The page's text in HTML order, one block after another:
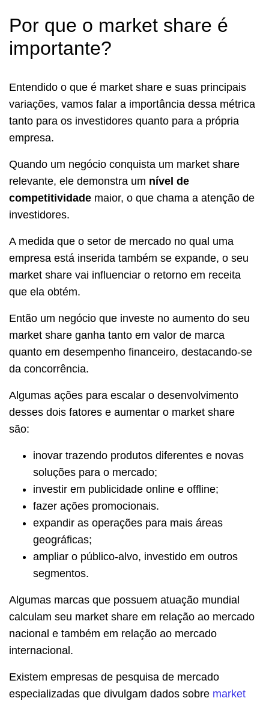
Por que o market share é
importante?
Entendido o que é market share e suas principais
variações, vamos falar a importância dessa métrica
tanto para os investidores quanto para a própria
empresa.
Quando um negócio conquista um market share
relevante, ele demonstra um nível de
competitividade maior, o que chama a atenção de
investidores.
A medida que o setor de mercado no qual uma
empresa está inserida também se expande, o seu
market share vai influenciar o retorno em receita
que ela obtém.
Então um negócio que investe no aumento do seu
market share ganha tanto em valor de marca
quanto em desempenho financeiro, destacando-se
da concorrência.
Algumas ações para escalar o desenvolvimento
desses dois fatores e aumentar o market share
são:
inovar trazendo produtos diferentes e novas
soluções para o mercado;
investir em publicidade online e offline;
fazer ações promocionais.
expandir as operações para mais áreas
geográficas;
ampliar o público-alvo, investido em outros
segmentos.
Algumas marcas que possuem atuação mundial
calculam seu market share em relação ao mercado
nacional e também em relação ao mercado
internacional.
Existem empresas de pesquisa de mercado
especializadas que divulgam dados sobre market